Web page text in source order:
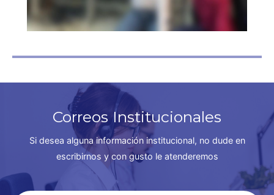
Correos Institucionales
Si desea alguna información institucional, no dude en
escribirnos y con gusto le atenderemos